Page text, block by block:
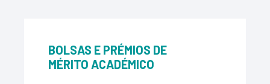
BOLSAS E PRÉMIOS DE
MÉRITO ACADÉMICO